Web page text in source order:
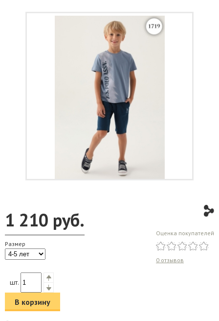
1 210 руб.
Размер
Оценка покупателей
0 отзывов
шт.
В корзину